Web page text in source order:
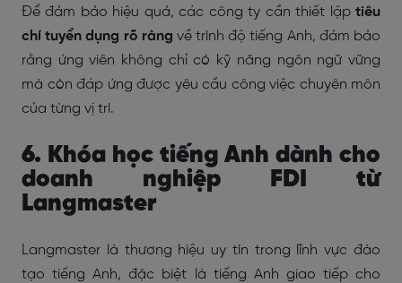
Để đảm bảo hiệu quả, các công ty cần thiết lập tiêu
chí tuyển dụng rõ ràng về trình độ tiếng Anh, đảm bảo
rằng ứng viên không chỉ có kỹ năng ngôn ngữ vững
mà còn đáp ứng được yêu cầu công việc chuyên môn
của từng vị trí.
6. Khóa học tiếng Anh dành cho
doanh nghiệp FDI từ
Langmaster
Langmaster là thương hiệu uy tín trong lĩnh vực đào
tạo tiếng Anh, đặc biệt là tiếng Anh giao tiếp cho